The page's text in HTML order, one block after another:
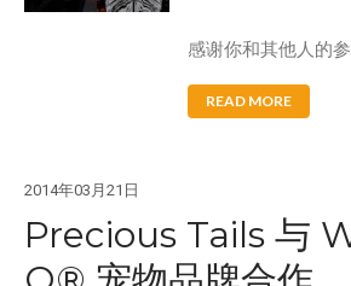
Arctic
Frisbee
Hacky
Hula Hoop
感谢你和其他人的参
READ MORE
2014年03月21日
Precious Tails 与